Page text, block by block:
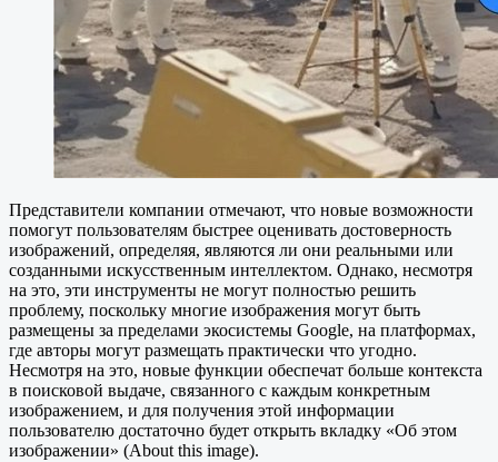
Представители компании отмечают, что новые возможности
помогут пользователям быстрее оценивать достоверность
изображений, определяя, являются ли они реальными или
созданными искусственным интеллектом. Однако, несмотря
на это, эти инструменты не могут полностью решить
проблему, поскольку многие изображения могут быть
размещены за пределами экосистемы Google, на платформах,
где авторы могут размещать практически что угодно.
Несмотря на это, новые функции обеспечат больше контекста
в поисковой выдаче, связанного с каждым конкретным
изображением, и для получения этой информации
пользователю достаточно будет открыть вкладку «Об этом
изображении» (About this image).